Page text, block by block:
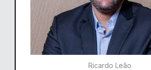
Ricardo Leão​